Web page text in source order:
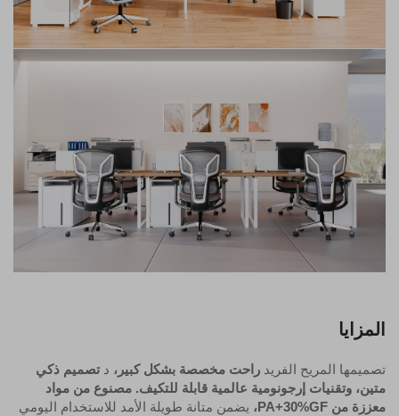
المزايا
تصميمها المريح الفريد راحت مخصصة بشكل كبير، دتصميم ذكي
متين، وتقنيات إرجونومية عالمية قابلة للتكيف. مصنوع من مواد
معززة من PA+30%GF،
يضمن متانة طويلة الأمد للاستخدام اليومي